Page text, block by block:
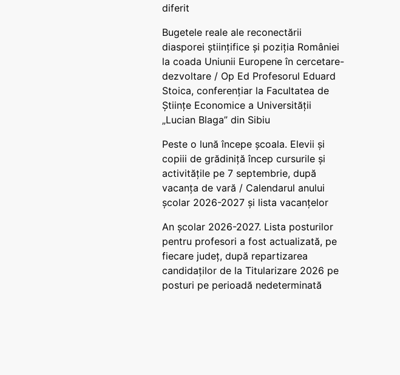
diferit
Bugetele reale ale reconectării
diasporei științifice și poziția României
la coada Uniunii Europene în cercetare-
dezvoltare / Op Ed Profesorul Eduard
Stoica, conferențiar la Facultatea de
Științe Economice a Universității
„Lucian Blaga” din Sibiu
Peste o lună începe școala. Elevii și
copiii de grădiniță încep cursurile și
activitățile pe 7 septembrie, după
vacanța de vară / Calendarul anului
școlar 2026-2027 și lista vacanțelor
An școlar 2026-2027. Lista posturilor
pentru profesori a fost actualizată, pe
fiecare județ, după repartizarea
candidaților de la Titularizare 2026 pe
posturi pe perioadă nedeterminată